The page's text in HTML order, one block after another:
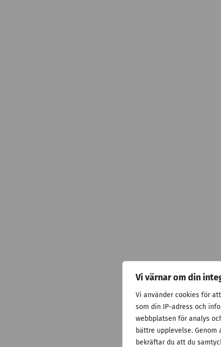
Vi värnar om din
Vi använder cookies för
som din IP-adress och
webbplatsen för analys
bättre upplevelse.
bekräftar du att du